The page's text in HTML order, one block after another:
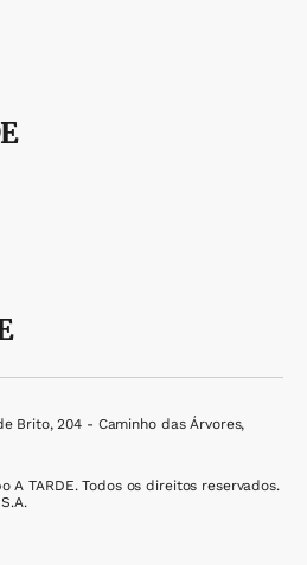
Brito, 204 - Caminho das Árvores,
A TARDE. Todos os direitos reservados.